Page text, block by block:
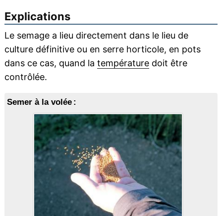
Explications
Le semage a lieu directement dans le lieu de
culture définitive ou en serre horticole, en pots
dans ce cas, quand la températuredoit être
contrôlée.
Semer à la volée :